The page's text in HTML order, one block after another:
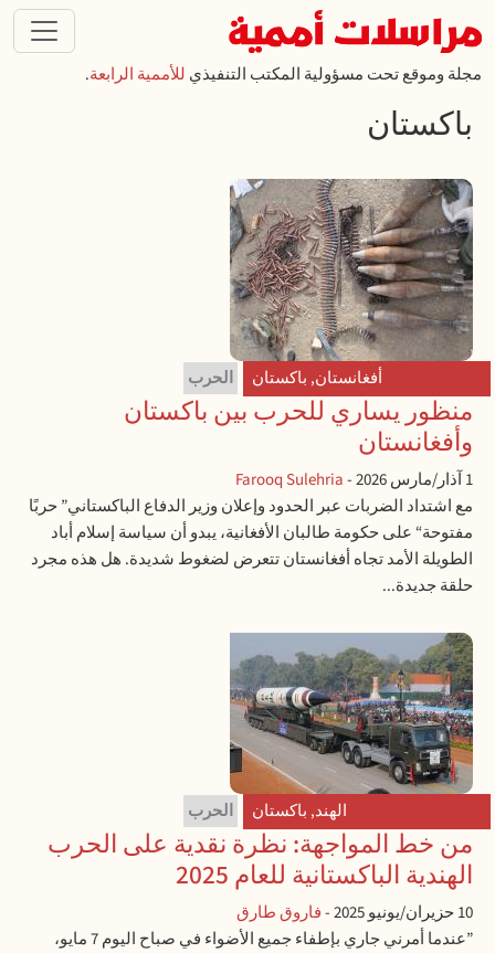
تجاوز إلى المحتوى الرئيسي
مجلة وموقع تحت مسؤولية المكتب التنفيذي للأممية الرابعة.
باكستان
أفغانستان, باكستان الحرب
منظور يساري للحرب بين باكستان
وأفغانستان
1 آذار/مارس 2026 -
Farooq Sulehria
مع اشتداد الضربات عبر الحدود وإعلان وزير الدفاع الباكستاني” حربًا
مفتوحة“ على حكومة طالبان الأفغانية، يبدو أن سياسة إسلام أباد
الطويلة الأمد تجاه أفغانستان تتعرض لضغوط شديدة. هل هذه مجرد
حلقة جديدة...
الهند, باكستان الحرب
من خط المواجهة: نظرة نقدية على الحرب
الهندية الباكستانية للعام 2025
10 حزيران/يونيو 2025 -فاروق طارق
”عندما أمرني جاري بإطفاء جميع الأضواء في صباح اليوم 7 مايو،